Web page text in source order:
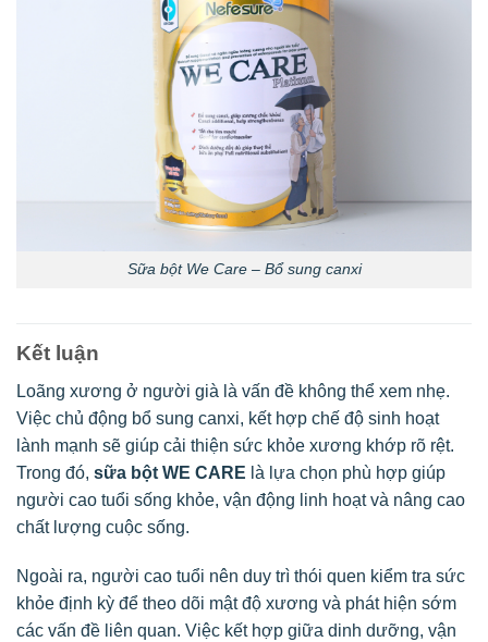
Sữa bột We Care – Bổ sung canxi
Kết luận
Loãng xương ở người già là vấn đề không thể xem nhẹ.
Việc chủ động bổ sung canxi, kết hợp chế độ sinh hoạt
lành mạnh sẽ giúp cải thiện sức khỏe xương khớp rõ rệt.
Trong đó, sữa bột WE CARE là lựa chọn phù hợp giúp
người cao tuổi sống khỏe, vận động linh hoạt và nâng cao
chất lượng cuộc sống.
Ngoài ra, người cao tuổi nên duy trì thói quen kiểm tra sức
khỏe định kỳ để theo dõi mật độ xương và phát hiện sớm
các vấn đề liên quan. Việc kết hợp giữa dinh dưỡng, vận